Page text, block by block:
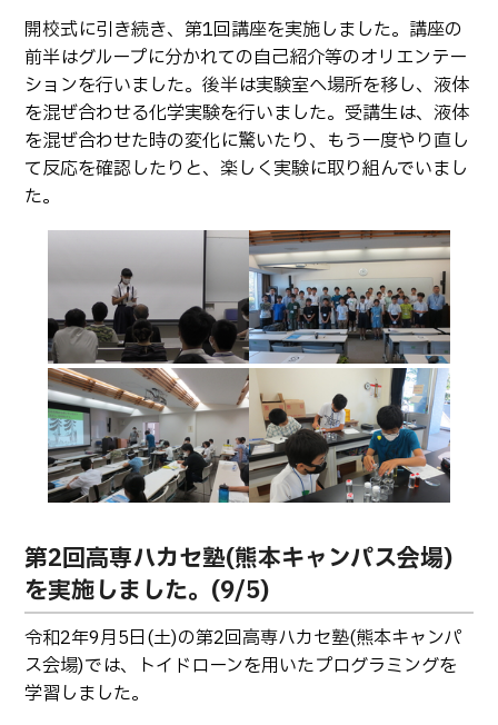
開校式に引き続き、第1回講座を実施しました。講座の
前半はグループに分かれての自己紹介等のオリエンテー
ションを行いました。後半は実験室へ場所を移し、液体
を混ぜ合わせる化学実験を行いました。受講生は、液体
を混ぜ合わせた時の変化に驚いたり、もう一度やり直し
て反応を確認したりと、楽しく実験に取り組んでいまし
た。
第2回高専ハカセ塾(熊本キャンパス会場)
を実施しました。(9/5)
令和2年9月5日(土)の第2回高専ハカセ塾(熊本キャンパ
ス会場)では、トイドローンを用いたプログラミングを
学習しました。